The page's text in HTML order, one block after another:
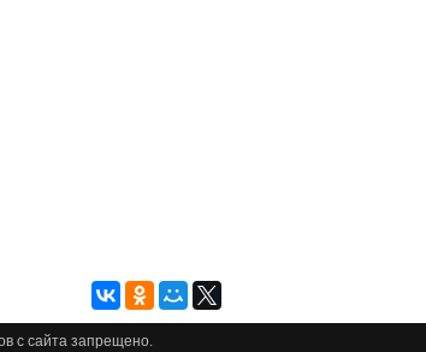
с сайта запрещено.